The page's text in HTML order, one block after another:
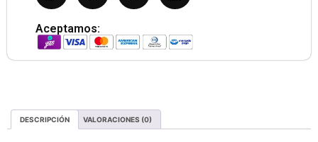
Aceptamos:
DESCRIPCIÓN VALORACIONES (0)